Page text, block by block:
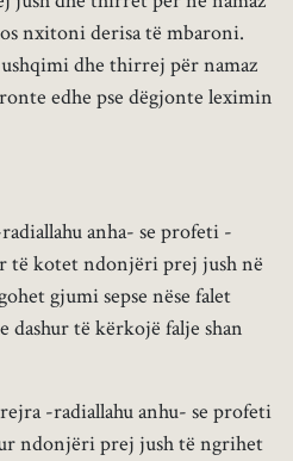
nxitoni derisa të mbaroni.
dhe thirrej për namaz
edhe pse dëgjonte leximin
anha- se profeti -
të kotet ndonjëri prej jush në
gjumi sepse nëse falet
dashur të kërkojë falje shan
-radiallahu anhu- se profeti
ndonjëri prej jush të ngrihet